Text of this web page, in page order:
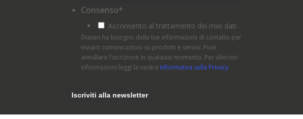
Consenso*
Acconsento al trattamento dei miei dati
Diasen ha bisogno delle tue informazioni di contatto per
inviarti comunicazioni su prodotti e servizi. Puoi
annullare l'iscrizione in qualsiasi momento. Per ulteriori
informazioni leggi la nostra Informativa sulla Privacy